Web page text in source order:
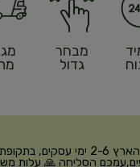
מבחר
גדול
שירות משלוחים לכל הארץ 2-6 ימי
הסליחה 🙏 עלות